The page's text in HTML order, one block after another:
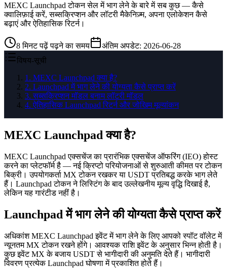
MEXC Launchpad टोकन सेल में भाग लेने के बारे में सब कुछ — कैसे
क्वालिफ़ाई करें, सब्सक्रिप्शन और लॉटरी मैकेनिज़्म, अपना एलोकेशन कैसे
बढ़ाएं और ऐतिहासिक रिटर्न।
8 मिनट पढ़ें पढ़ने का समय अंतिम अपडेट: 2026-06-28
विषय-सूची
1 . MEXC Launchpad क्या है?
2. Launchpad में भाग लेने की योग्यता कैसे प्राप्त करें
3.सब्सक्रिप्शन मॉडल बनाम लॉटरी मॉडल
4.ऐतिहासिक Launchpad रिटर्न और जोखिम मूल्यांकन
MEXC Launchpad क्या है?
MEXC Launchpad एक्सचेंज का प्रारंभिक एक्सचेंज ऑफरिंग (IEO) होस्ट
करने का प्लेटफॉर्म है — नई क्रिप्टो परियोजनाओं से शुरुआती कीमत पर टोकन
बिक्री। उपयोगकर्ता MX टोकन रखकर या USDT प्रतिबद्ध करके भाग लेते
हैं। Launchpad टोकन ने लिस्टिंग के बाद उल्लेखनीय मूल्य वृद्धि दिखाई है,
लेकिन यह गारंटीड नहीं है।
Launchpad में भाग लेने की योग्यता कैसे प्राप्त करें
अधिकांश MEXC Launchpad इवेंट में भाग लेने के लिए आपको स्पॉट वॉलेट में
न्यूनतम MX टोकन रखने होंगे। आवश्यक राशि इवेंट के अनुसार भिन्न होती है।
कुछ इवेंट MX के बजाय USDT से भागीदारी की अनुमति देते हैं। भागीदारी
विवरण प्रत्येक Launchpad घोषणा में प्रकाशित होते हैं।